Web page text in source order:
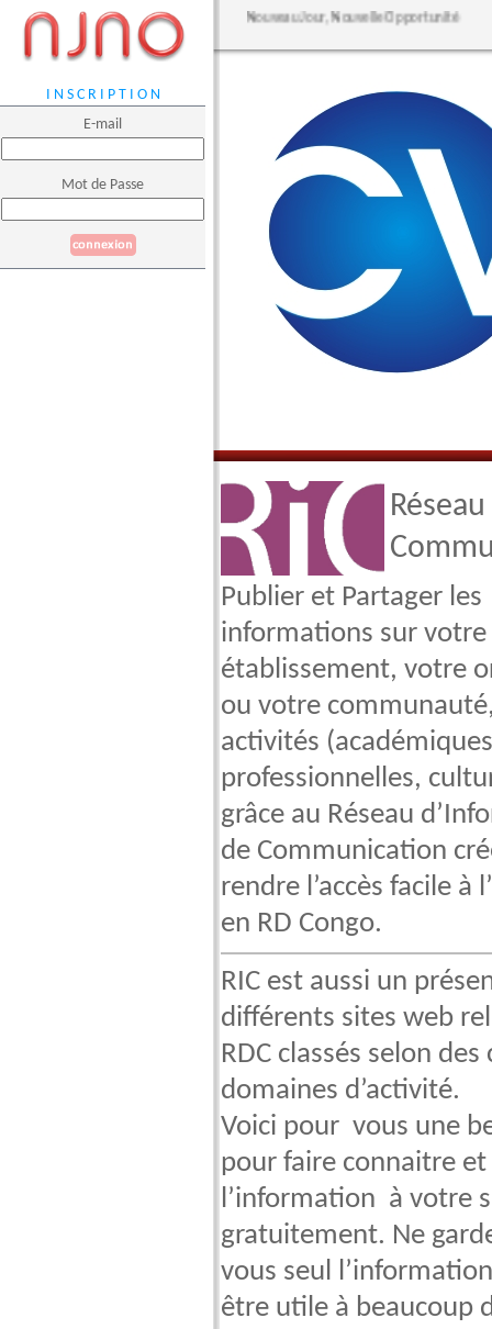
Publier et Partager les
informations sur votre
établissement, votre
ou votre
activités
professionnelles,
grâce au Réseau
de Communication
rendre l’accès facile à
en RD Congo.
RIC est aussi un
différents sites web
RDC classés selon
domaines d’activité.
Voici pour vous une
pour faire connaitre
l’information à votre
gratuitement. Ne
vous seul
être utile à beaucoup
Nouveau Jour, Nouvelle Opportunité
I N S C R I P T I O N
E-mail
Mot de Passe